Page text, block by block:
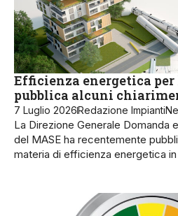
Efficienza energetica per
pubblica alcuni
7 Luglio 2026Redazione
La Direzione Generale Domanda
del MASE ha recentemente
materia di efficienza energetica in